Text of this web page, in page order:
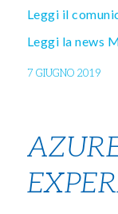
Leggi il
Leggi la news
7 GIUGNO 2019